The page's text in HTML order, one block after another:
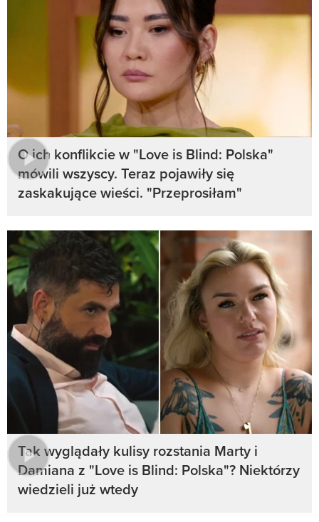
O ich konflikcie w "Love is Blind: Polska"
mówili wszyscy. Teraz pojawiły się
zaskakujące wieści. "Przeprosiłam"
Tak wyglądały kulisy rozstania Marty i
Damiana z "Love is Blind: Polska"? Niektórzy
wiedzieli już wtedy